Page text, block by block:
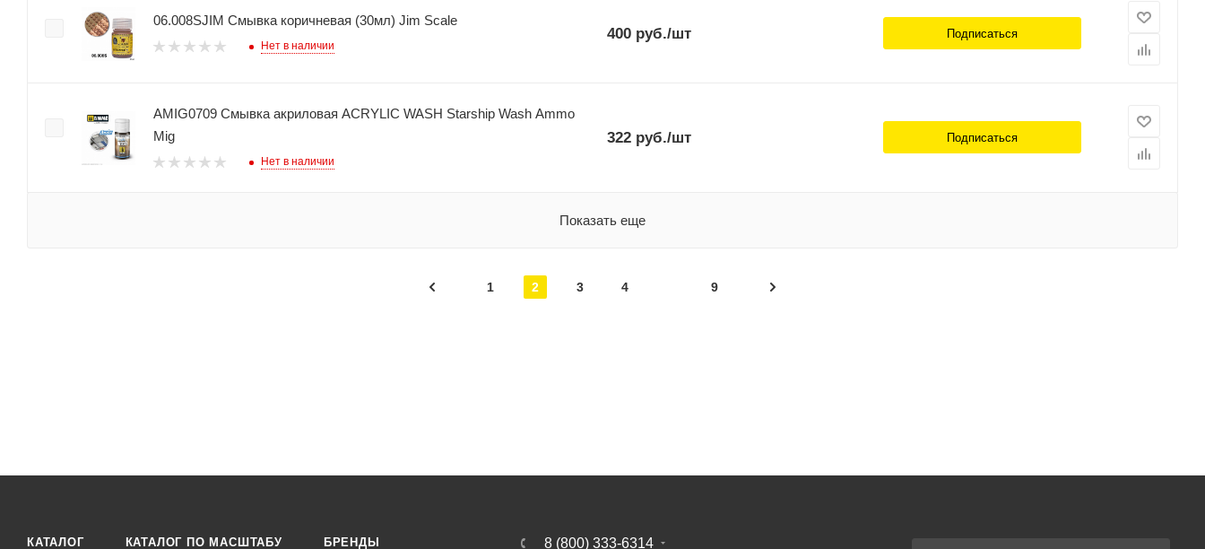
06.008SJIM Смывка коричневая (30мл) Jim Scale
Нет в наличии
400руб./шт Подписаться
AMIG0709 Смывка акриловая ACRYLIC WASH Starship Wash Ammo
Mig
Нет в наличии
322руб./шт Подписаться
Показать еще
1 2 3 4 9
КАТАЛОГ КАТАЛОГ ПО МАСШТАБУ БРЕНДЫ 8 (800) 333-6314